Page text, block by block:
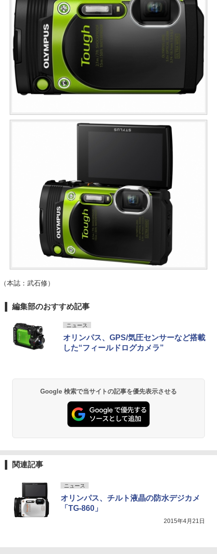
（本誌：武石修）
編集部のおすすめ記事
ニュース
オリンパス、GPS/気圧センサーなど搭載
した“フィールドログカメラ”
Google 検索で当サイトの記事を優先表示させる
関連記事
ニュース
オリンパス、チルト液晶の防水デジカメ
「TG-860」
2015年4月21日